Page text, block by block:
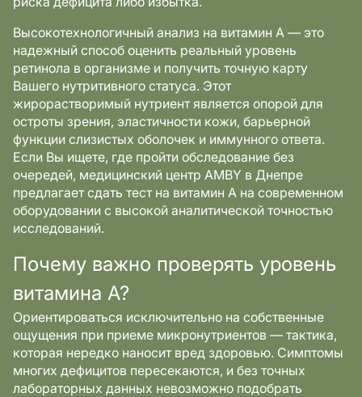
Высокотехнологичный анализ на витамин А — это
надежный способ оценить реальный уровень
ретинола в организме и получить точную карту
Вашего нутритивного статуса. Этот
жирорастворимый нутриент является опорой для
остроты зрения, эластичности кожи, барьерной
функции слизистых оболочек и иммунного ответа.
Если Вы ищете, где пройти обследование без
очередей, медицинский центр AMBY в Днепре
предлагает сдать тест на витамин А на современном
оборудовании с высокой аналитической точностью
исследований.
Почему важно проверять уровень
витамина А?
Ориентироваться исключительно на собственные
ощущения при приеме микронутриентов — тактика,
которая нередко наносит вред здоровью. Симптомы
многих дефицитов пересекаются, и без точных
лабораторных данных невозможно подобрать